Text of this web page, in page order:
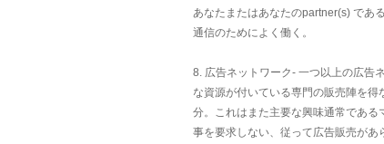
あなたまたはあなたのpartner(s) であ
通信のためによく働く。
8. 広告ネットワーク- 一つ以上の広告
な資源が付いている専門の販売陣を
分。これはまた主要な興味通常であ
事を要求しない、従って広告販売が